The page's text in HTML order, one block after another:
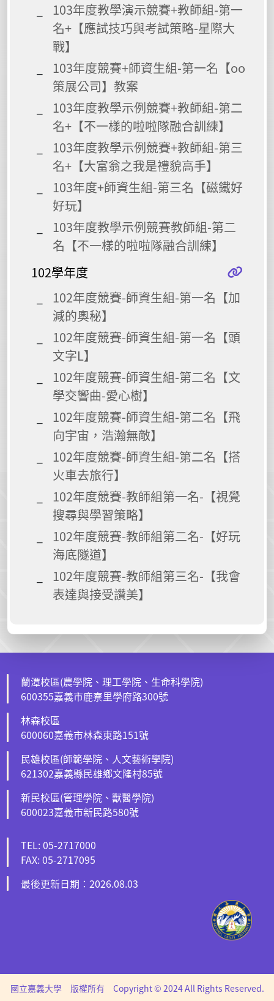
103年度教學演示競賽+教師組-第一
名+【應試技巧與考試策略-星際大
戰】
103年度競賽+師資生組-第一名【oo
策展公司】教案
103年度教學示例競賽+教師組-第二
名+【不一樣的啦啦隊融合訓練】
103年度教學示例競賽+教師組-第三
名+【大富翁之我是禮貌高手】
103年度+師資生組-第三名【磁鐵好
好玩】
103年度教學示例競賽教師組-第二
名【不一樣的啦啦隊融合訓練】
102學年度
102年度競賽-師資生組-第一名【加
減的奧秘】
102年度競賽-師資生組-第一名【頭
文字L】
102年度競賽-師資生組-第二名【文
學交響曲-愛心樹】
102年度競賽-師資生組-第二名【飛
向宇宙，浩瀚無敵】
102年度競賽-師資生組-第二名【搭
火車去旅行】
102年度競賽-教師組第一名-【視覺
搜尋與學習策略】
102年度競賽-教師組第二名-【好玩
海底隧道】
102年度競賽-教師組第三名-【我會
表達與接受讚美】
蘭潭校區(農學院、理工學院、生命科學院)
600355嘉義市鹿寮里學府路300號
林森校區
600060嘉義市林森東路151號
民雄校區(師範學院、人文藝術學院)
621302嘉義縣民雄鄉文隆村85號
新民校區(管理學院、獸醫學院)
600023嘉義市新民路580號
TEL: 05-2717000
FAX: 05-2717095
最後更新日期：2026.08.03
國立嘉義大學 版權所有 Copyright © 2024 All Rights Reserved.